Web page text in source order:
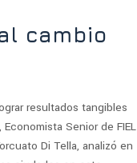
cambio
resultados tangibles
Senior de FIEL
Di Tella, analizó en